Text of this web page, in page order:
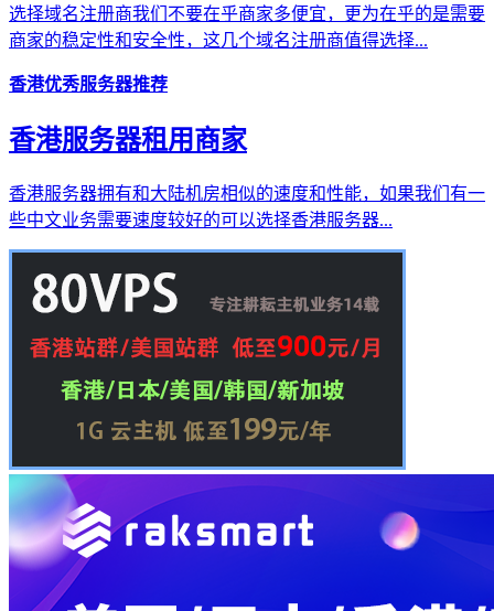
选择域名注册商我们不要在乎商家多便宜，更为在乎的是需要
商家的稳定性和安全性，这几个域名注册商值得选择...
香港优秀服务器推荐
香港服务器租用商家
香港服务器拥有和大陆机房相似的速度和性能，如果我们有一
些中文业务需要速度较好的可以选择香港服务器...